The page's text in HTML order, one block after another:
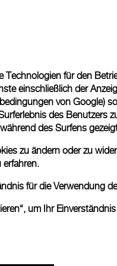
für den
einschließlich der
von Google)
des Benutzers
des Surfens
zu ändern oder zu
erfahren.
für die Verwendung
um Ihr